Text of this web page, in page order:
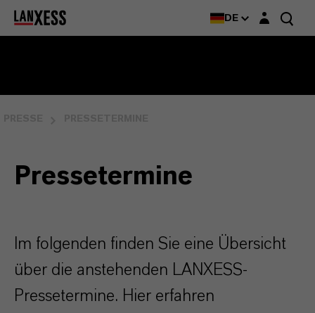
DE Login-Maske
Pressetermine
Im folgenden finden Sie eine Übersicht
über die anstehenden LANXESS-
Pressetermine. Hier erfahren